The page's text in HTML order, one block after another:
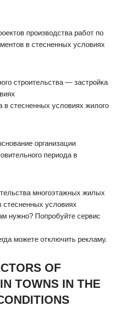
производства работ по
в стесненных условиях
строительства — застройка
в стесненных условиях жилого
организации
периода в
многоэтажных жилых
стесненных условиях
нужно? Попробуйте сервис
можете отключить рекламу.
OF
TOWNS IN THE